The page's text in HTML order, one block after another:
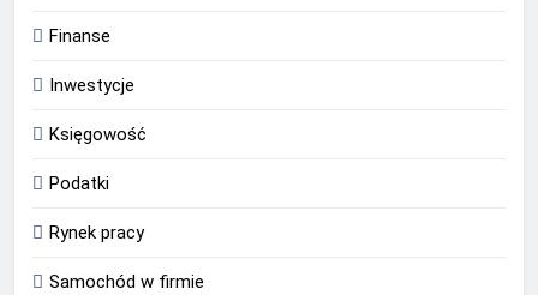
Finanse
Inwestycje
Księgowość
Podatki
Rynek pracy
Samochód w firmie